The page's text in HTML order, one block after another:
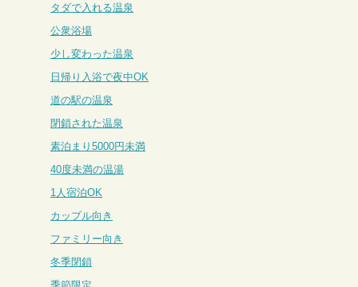
タダで入れる温泉
公衆浴場
少し変わった温泉
日帰り入浴で夜中OK
道の駅の温泉
閉鎖された温泉
素泊まり5000円未満
40度未満の温湯
1人宿泊OK
カップル向き
ファミリー向き
冬季閉鎖